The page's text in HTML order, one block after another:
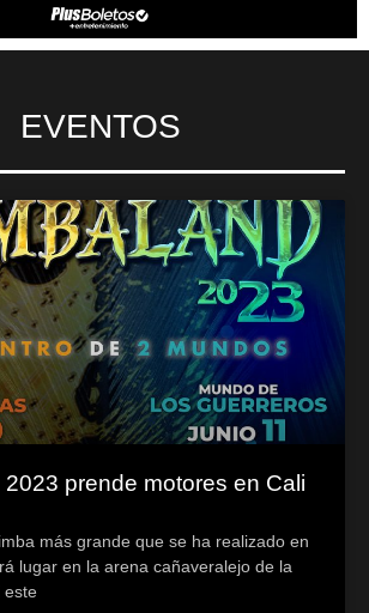
EVENTOS
prende motores en Cali
más grande que se ha realizado en
lugar en la arena cañaveralejo de la
este